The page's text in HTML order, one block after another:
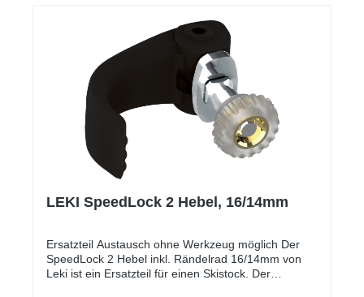
LEKI SpeedLock 2 Hebel, 16/14mm
Ersatzteil Austausch ohne Werkzeug möglich Der
SpeedLock 2 Hebel inkl. Rändelrad 16/14mm von
Leki ist ein Ersatzteil für einen Skistock. Der